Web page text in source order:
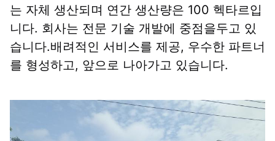
는 자체 생산되며 연간 생산량은 100 헥타르입
니다. 회사는 전문 기술 개발에 중점을두고 있
습니다.배려적인 서비스를 제공, 우수한 파트너
를 형성하고, 앞으로 나아가고 있습니다.